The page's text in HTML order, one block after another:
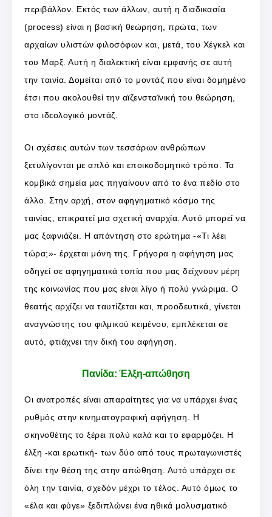
περιβάλλον. Εκτός των άλλων, αυτή η διαδικασία
(process) είναι η βασική θεώρηση, πρώτα, των
αρχαίων υλιστών φιλοσόφων και, μετά, του Χέγκελ και
του Μαρξ. Αυτή η διαλεκτική είναι εμφανής σε αυτή
την ταινία. Δομείται από το μοντάζ που είναι δομημένο
έτσι που ακολουθεί την αϊζενσταϊνική του θεώρηση,
στο ιδεολογικό μοντάζ.
Οι σχέσεις αυτών των τεσσάρων ανθρώπων
ξετυλίγονται με απλό και εποικοδομητικό τρόπο. Τα
κομβικά σημεία μας πηγαίνουν από το ένα πεδίο στο
άλλο. Στην αρχή, στον αφηγηματικό κόσμο της
ταινίας, επικρατεί μια σχετική αναρχία. Αυτό μπορεί να
μας ξαφνιάζει. Η απάντηση στο ερώτημα -«Τι λέει
τώρα;»- έρχεται μόνη της. Γρήγορα η αφήγηση μας
οδηγεί σε αφηγηματικά τοπία που μας δείχνουν μέρη
της κοινωνίας που μας είναι λίγο ή πολύ γνώριμα. Ο
θεατής αρχίζει να ταυτίζεται και, προοδευτικά, γίνεται
αναγνώστης του φιλμικού κειμένου, εμπλέκεται σε
αυτό, φτιάχνει την δική του αφήγηση.
Πανίδα: Έλξη-απώθηση
Οι ανατροπές είναι απαραίτητες για να υπάρχει ένας
ρυθμός στην κινηματογραφική αφήγηση. Η
σκηνοθέτης το ξέρει πολύ καλά και το εφαρμόζει. Η
έλξη -και ερωτική- των δύο από τους πρωταγωνιστές
δίνει την θέση της στην απώθηση. Αυτό υπάρχει σε
όλη την ταινία, σχεδόν μέχρι το τέλος. Αυτό όμως το
«έλα και φύγε» ξεδιπλώνει ένα ηθικά μολυσματικό